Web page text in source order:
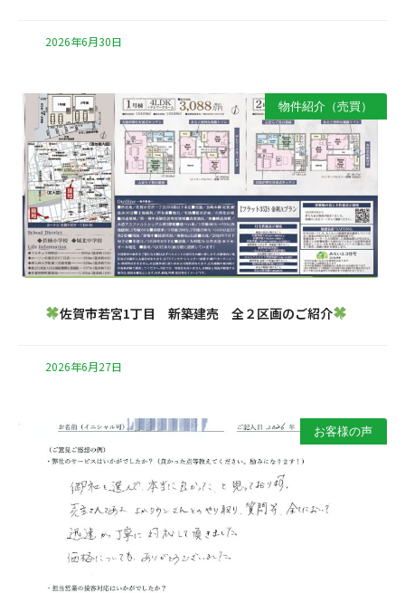
2026年6月30日
物件紹介（売買）
佐賀市若宮1丁目 新築建売 全２区画のご紹介
2026年6月27日
お客様の声